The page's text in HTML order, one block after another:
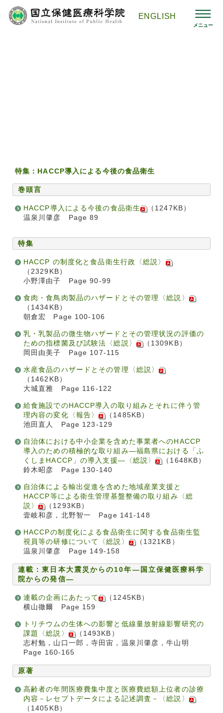
ENGLISH
メニュー
特集：HACCP導入による今後の食品衛生
巻頭言
HACCP導入による今後の食品衛生
（1247KB）
温泉川肇彦 Page 89
特集
HACCP の制度化と食品衛生行政〈総説〉
（2329KB）
小野澤由子 Page 90-99
食肉・食鳥肉製品のハザードとその管理〈総説〉
（1434KB）
朝倉宏 Page 100-106
乳・乳製品の微生物ハザードとその管理状況の評価の
ための指標菌及び試験法〈総説〉
（1309KB）
岡田由美子 Page 107-115
水産食品のハザードとその管理〈総説〉
（1462KB）
大城直雅 Page 116-122
給食施設でのHACCP導入の取り組みとそれに伴う管
理内容の変化〈報告〉
（1485KB）
池田直人 Page 123-129
自治体における中小企業を含めた事業者へのHACCP
導入のための積極的な取り組み―福島県における「ふ
くしまHACCP」の導入支援―〈総説〉
（1648KB）
鈴木昭彦 Page 130-140
自治体による輸出促進を含めた地域産業支援と
HACCP等による衛生管理基盤整備の取り組み〈総
説〉
（1293KB）
壹岐和彦，北野智一 Page 141-148
HACCPの制度化による食品衛生に関する食品衛生監
視員等の研修について〈総説〉
（1321KB）
温泉川肇彦 Page 149-158
連載：東日本大震災からの10年―国立保健医療科学
院からの発信―
連載の企画にあたって
（1245KB）
横山徹爾 Page 159
トリチウムの生体への影響と低線量放射線影響研究の
課題〈総説〉
（1493KB）
志村勉，山口一郎，寺田宙，温泉川肇彦，牛山明
Page 160-165
原著
高齢者の年間医療費集中度と医療費総額上位者の診療
内容－レセプトデータによる記述調査－〈総説〉
（1405KB）